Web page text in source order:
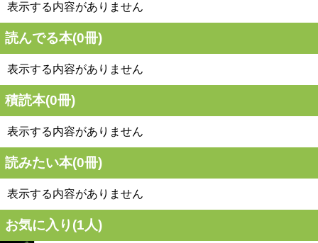
表示する内容がありません
読んでる本(0冊)
表示する内容がありません
積読本(0冊)
表示する内容がありません
読みたい本(0冊)
表示する内容がありません
お気に入り(1人)